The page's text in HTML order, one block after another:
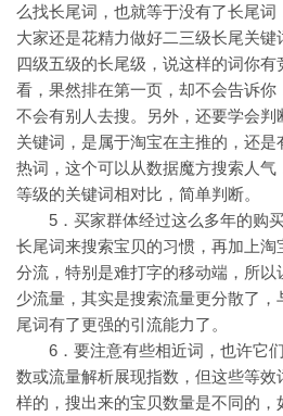
么找长尾词，也就等于没有了长尾
大家还是花精力做好二三级长尾关
四级五级的长尾级，说这样的词你
看，果然排在第一页，却不会告诉
不会有别人去搜。另外，还要学会判
关键词，是属于淘宝在主推的，还
热词，这个可以从数据魔方搜索人气
等级的关键词相对比，简单判断。
5．买家群体经过这么多年的购买
长尾词来搜索宝贝的习惯，再加上淘
分流，特别是难打字的移动端，所以
少流量，其实是搜索流量更分散了
尾词有了更强的引流能力了。
6．要注意有些相近词，也许它们
数或流量解析展现指数，但这些等效
样的，搜出来的宝贝数量是不同的，